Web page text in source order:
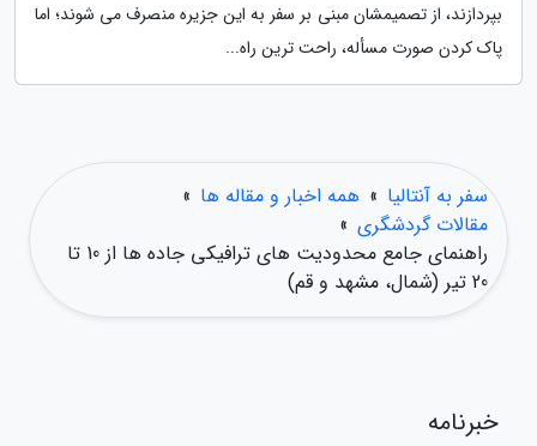
بپردازند، از تصمیمشان مبنی بر سفر به این جزیره منصرف می شوند؛ اما
پاک کردن صورت مسأله، راحت ترین راه...
سفر به آنتالیا » همه اخبار و مقاله ها »
مقالات گردشگری »
راهنمای جامع محدودیت های ترافیکی جاده ها از 10 تا
20 تیر (شمال، مشهد و قم)
خبرنامه